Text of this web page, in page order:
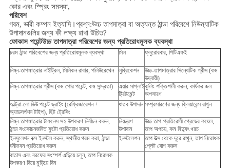
কোর এবং স্প্রিং সমস্যা,
পরিবেশ
গরম, ভারী কম্পন ইত্যাদি।প্রশ্ন:উচ্চ তাপমাত্রা বা অত্যন্ত ঠান্ডা পরিবেশে নিউম্যাটিক
উপাদানগুলির জন্য কী লক্ষ্য রাখা উচিত?
ফোকাস পয়েন্টউচ্চ তাপমাত্রা পরিবেশের জন্য প্রতিরোধমূলক ব্যবস্থা
চরম ঠান্ডা পরিবেশের জন্য প্রতিরোধমূলক ব্যবস্থা সিল ফ্লুরোরবার, পিটিএফই
নিম্ন-তাপমাত্রার নাইট্রিল, সিলিকন রাবার, পলিউরেথেন লুব্রিকেশন
উচ্চ-তাপমাত্রার সিন্থেটিক গ্রীস (কম
উদ্বায়ী)
নিম্ন-তাপমাত্রার গ্রীস (কম পোর পয়েন্ট, কম সান্দ্রতা)
এয়ার সাপ্লাই
ট্রিটমেন্ট
কুলিং শক্তিশালী করুন, কার্যকর জল
অপসারণ
আল্ট্রা-লো ডিউ পয়েন্ট ড্রাইং (রেফ্রিজারেশন +
অ্যাডসর্পশন টাইপ), হিট ট্রেসিং
ধাতব উপাদান সম্প্রসারণের জন্য ক্লিয়ারেন্স রাখুন
নিম্ন-তাপমাত্রার টাফনেস সহ উপকরণ নির্বাচন করুন,
ঠান্ডা সংকোচনজনিত ফুটো প্রতিরোধ করুন
নিয়ন্ত্রণ
উপাদান
উচ্চ তাপ-প্রতিরোধী গ্রেডের কয়েল,
তাপ অপচয়, কম বিদ্যুৎ খরচ
ইনসুলেশন বক্স ইনস্টল করুন, স্থানীয় গরম করা, ঠান্ডা
ঘনীভবন প্রতিরোধ করুন
ইনস্টলেশন
তাপ উত্স থেকে দূরে রাখুন, তাপ নিরোধক
প্লেট যোগ করুন
বাতাস এবং বরফের সংস্পর্শ এড়িয়ে চলুন, তাপ নিরোধক
উপকরণ দিয়ে মুড়িয়ে দিন